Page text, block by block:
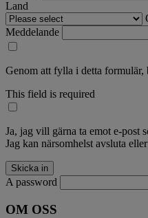
Land
Meddelande
Genom att fylla i detta formulär,
This field is required
Ja, jag vill gärna ta emot e-
Jag kan närsomhelst avsluta
A password
OM OSS